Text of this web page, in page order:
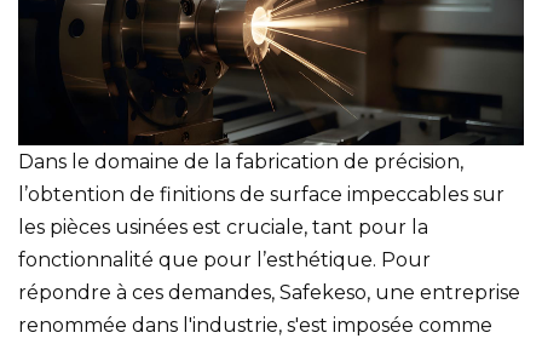
Dans le domaine de la fabrication de précision,
l’obtention de finitions de surface impeccables sur
les pièces usinées est cruciale, tant pour la
fonctionnalité que pour l’esthétique. Pour
répondre à ces demandes, Safekeso, une entreprise
renommée dans l'industrie, s'est imposée comme